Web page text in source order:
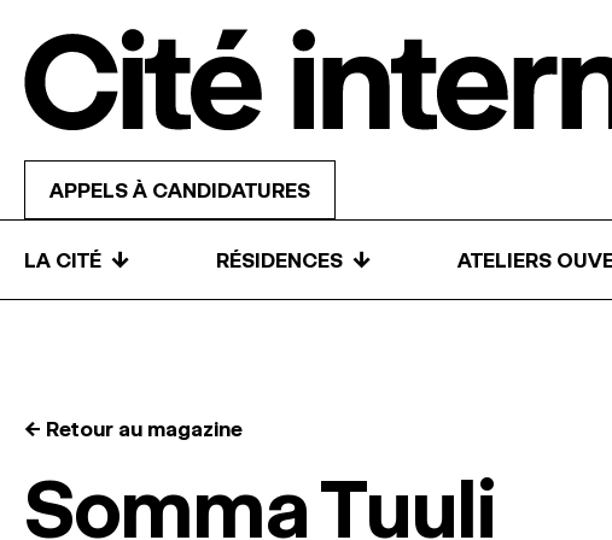
APPELS À CANDIDATURES
LA CITÉ ↓ RÉSIDENCES ↓ ATELIERS
← Retour au magazine
Somma Tuuli